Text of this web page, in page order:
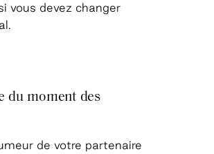
vous devez changer
du moment des
de votre partenaire